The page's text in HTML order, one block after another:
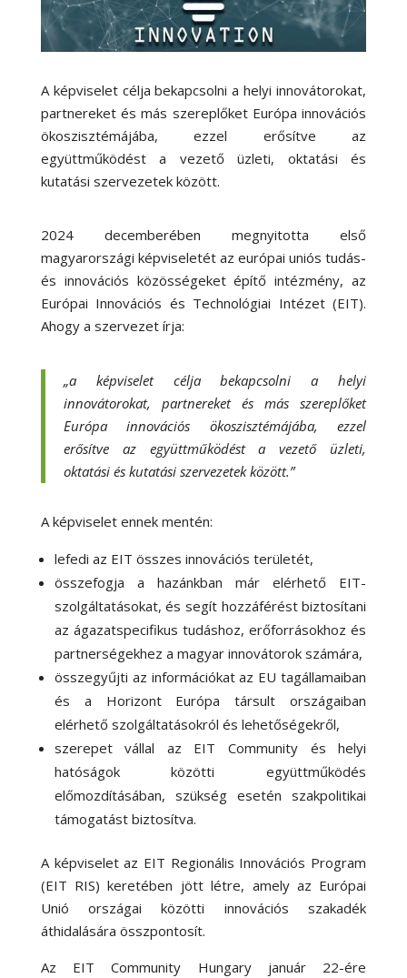
A képviselet célja bekapcsolni a helyi innovátorokat,
partnereket és más szereplőket Európa innovációs
ökoszisztémájába, ezzel erősítve az
együttműködést a vezető üzleti, oktatási és
kutatási szervezetek között.
2024 decemberében megnyitotta első
magyarországi képviseletét az európai uniós tudás-
és innovációs közösségeket építő intézmény, az
Európai Innovációs és Technológiai Intézet (EIT).
Ahogy a szervezet írja:
„a képviselet célja bekapcsolni a helyi
innovátorokat, partnereket és más szereplőket
Európa innovációs ökoszisztémájába, ezzel
erősítve az együttműködést a vezető üzleti,
oktatási és kutatási szervezetek között.”
A képviselet ennek mentén:
lefedi az EIT összes innovációs területét,
összefogja a hazánkban már elérhető EIT-
szolgáltatásokat, és segít hozzáférést biztosítani
az ágazatspecifikus tudáshoz, erőforrásokhoz és
partnerségekhez a magyar innovátorok számára,
összegyűjti az információkat az EU tagállamaiban
és a Horizont Európa társult országaiban
elérhető szolgáltatásokról és lehetőségekről,
szerepet vállal az EIT Community és helyi
hatóságok közötti együttműködés
előmozdításában, szükség esetén szakpolitikai
támogatást biztosítva.
A képviselet az EIT Regionális Innovációs Program
(EIT RIS) keretében jött létre, amely az Európai
Unió országai közötti innovációs szakadék
áthidalására összpontosít.
Az EIT Community Hungary január 22-ére